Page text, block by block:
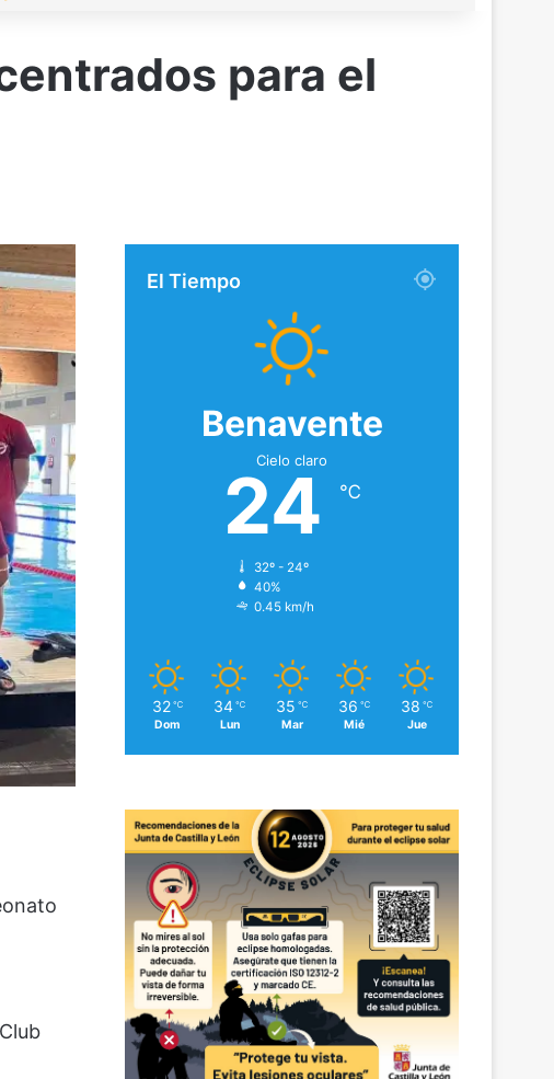
para el
El Tiempo
Benavente
Cielo claro
24 ℃
32º - 24º
40%
0.45 km/h
32 ℃
Dom
34 ℃
Lun
35 ℃
Mar
36 ℃
Mié
38 ℃
Jue